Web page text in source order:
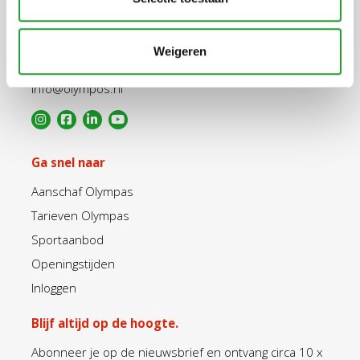
Weigeren
info@olympos.nl
Ga snel naar
Aanschaf Olympas
Tarieven Olympas
Sportaanbod
Openingstijden
Inloggen
Blijf altijd op de hoogte.
Abonneer je op de nieuwsbrief en ontvang circa 10 x